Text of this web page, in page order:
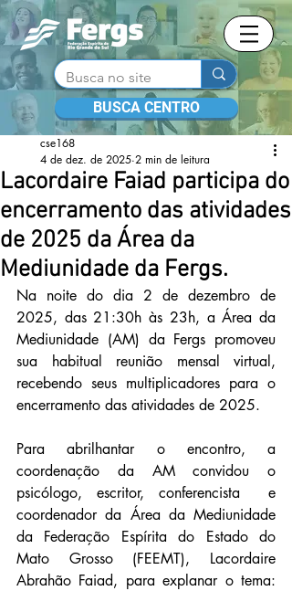
BUSCA CENTRO
Lacordaire Faiad participa do
encerramento das atividades
de 2025 da Área da
Mediunidade da Fergs.
cse168
4 de dez. de 2025 2 min de leitura
Na noite do dia 2 de dezembro de
2025, das 21:30h às 23h, a Área da
Mediunidade (AM) da Fergs promoveu
sua habitual reunião mensal virtual,
recebendo seus multiplicadores para o
encerramento das atividades de 2025.
Para abrilhantar o encontro, a
coordenação da AM convidou o
psicólogo, escritor, conferencista  e
coordenador da Área da Mediunidade
da Federação Espírita do Estado do
Mato Grosso (FEEMT), Lacordaire
Abrahão Faiad, para explanar o tema: